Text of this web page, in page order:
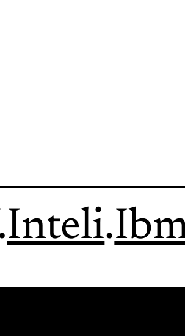
Inteli.